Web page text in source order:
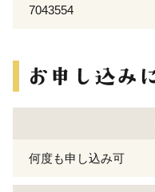
7043554
何度も申し込み可